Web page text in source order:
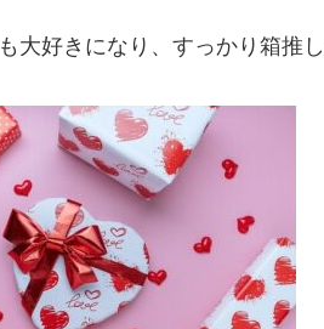
大好きになり、すっかり箱推し